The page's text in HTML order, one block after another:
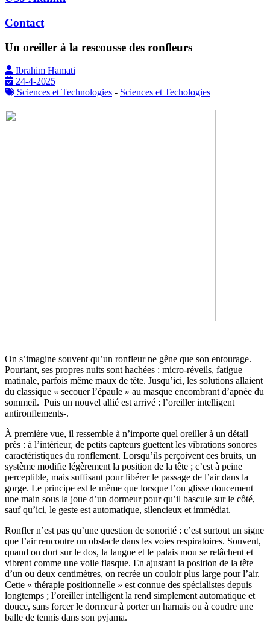
Contact
Un oreiller à la rescousse des ronfleurs
Ibrahim Hamati
24-4-2025
Sciences et Technologies - Sciences et Techologies
On s’imagine souvent qu’un ronfleur ne gêne que son entourage.
Pourtant, ses propres nuits sont hachées : micro‑réveils, fatigue
matinale, parfois même maux de tête. Jusqu’ici, les solutions allaient
du classique « secouer l’épaule » au masque encombrant d’apnée du
sommeil. Puis un nouvel allié est arrivé : l’oreiller intelligent
antironflements‑.
À première vue, il ressemble à n’importe quel oreiller à un détail
près : à l’intérieur, de petits capteurs guettent les vibrations sonores
caractéristiques du ronflement. Lorsqu’ils perçoivent ces bruits, un
système modifie légèrement la position de la tête ; c’est à peine
perceptible, mais suffisant pour libérer le passage de l’air dans la
gorge. Le principe est le même que lorsque l’on glisse doucement
une main sous la joue d’un dormeur pour qu’il bascule sur le côté,
sauf qu’ici, le geste est automatique, silencieux et immédiat.
Ronfler n’est pas qu’une question de sonorité : c’est surtout un signe
que l’air rencontre un obstacle dans les voies respiratoires. Souvent,
quand on dort sur le dos, la langue et le palais mou se relâchent et
vibrent comme une voile flasque. En ajustant la position de la tête
d’un ou deux centimètres, on recrée un couloir plus large pour l’air.
Cette « thérapie positionnelle » est connue des spécialistes depuis
longtemps ; l’oreiller intelligent la rend simplement automatique et
douce, sans forcer le dormeur à porter un harnais ou à coudre une
balle de tennis dans son pyjama.